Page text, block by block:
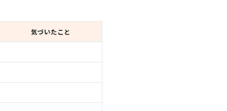
気づいたこと